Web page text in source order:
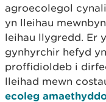
agroecolegol
yn lleihau
leihau llygredd. Er
gynhyrchir hefyd
proffidioldeb i
lleihad mewn
ecoleg